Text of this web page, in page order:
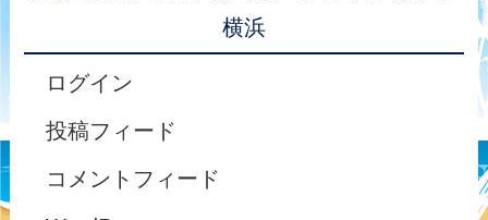
横浜
ログイン
投稿フィード
コメントフィード